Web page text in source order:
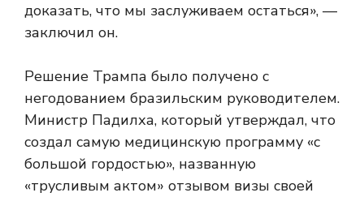
доказать, что мы заслуживаем остаться», —
заключил он.
Решение Трампа было получено с
негодованием бразильским руководителем.
Министр Падилха, который утверждал, что
создал самую медицинскую программу «с
большой гордостью», названную
«трусливым актом» отзывом визы своей